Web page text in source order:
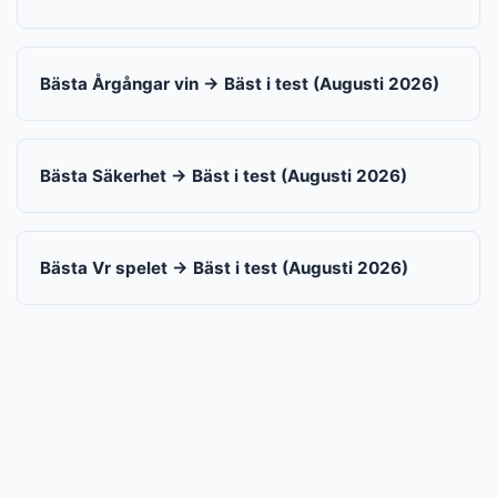
Bästa Årgångar vin → Bäst i test (Augusti 2026)
Bästa Säkerhet → Bäst i test (Augusti 2026)
Bästa Vr spelet → Bäst i test (Augusti 2026)